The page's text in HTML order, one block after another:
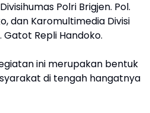
Polri Brigjen. Pol.
dan Karomultimedia Divisi
Gatot Repli Handoko.
ini merupakan bentuk
di tengah hangatnya